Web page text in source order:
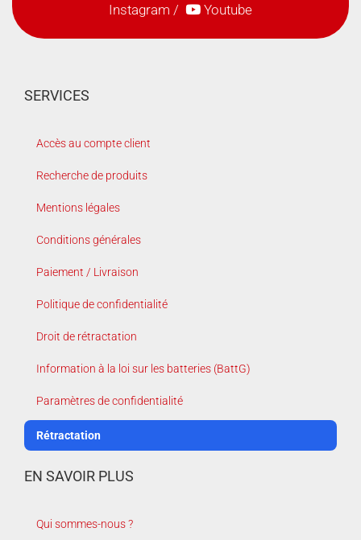
Instagram / Youtube
SERVICES
Accès au compte client
Recherche de produits
Mentions légales
Conditions générales
Paiement / Livraison
Politique de confidentialité
Droit de rétractation
Information à la loi sur les batteries (BattG)
Paramètres de confidentialité
Rétractation
EN SAVOIR PLUS
Qui sommes-nous ?